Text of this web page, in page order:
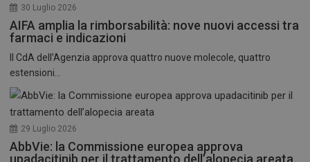
30 Luglio 2026
AIFA amplia la rimborsabilità: nove nuovi accessi tra
farmaci e indicazioni
Il CdA dell’Agenzia approva quattro nuove molecole, quattro
estensioni...
29 Luglio 2026
AbbVie: la Commissione europea approva
upadacitinib per il trattamento dell’alopecia areata